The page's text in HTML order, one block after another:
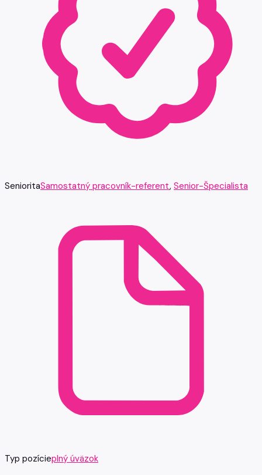
SenioritaSamostatný pracovník-referent, Senior-Špecialista
Typ pozícieplný úväzok